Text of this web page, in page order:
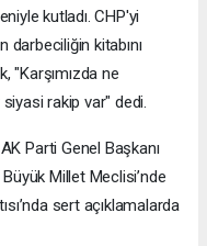
kutladı. CHP'yi
kitabını
"Karşımızda ne
rakip var" dedi.
Parti Genel Başkanı
Millet Meclisi’nde
sert açıklamalarda